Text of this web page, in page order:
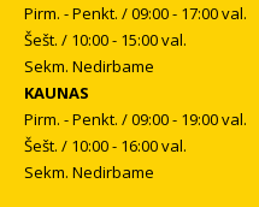
Pirm. - Penkt. / 09:00 - 17:00 val.
Šešt. / 10:00 - 15:00 val.
Sekm. Nedirbame
KAUNAS
Pirm. - Penkt. / 09:00 - 19:00 val.
Šešt. / 10:00 - 16:00 val.
Sekm. Nedirbame